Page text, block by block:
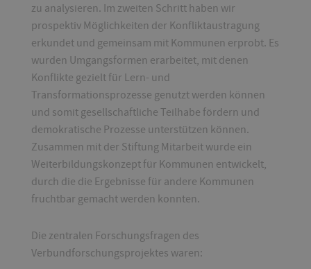
zu analysieren. Im zweiten Schritt haben wir
prospektiv Möglichkeiten der Konfliktaustragung
erkundet und gemeinsam mit Kommunen erprobt. Es
wurden Umgangsformen erarbeitet, mit denen
Konflikte gezielt für Lern- und
Transformationsprozesse genutzt werden können
und somit gesellschaftliche Teilhabe fördern und
demokratische Prozesse unterstützen können.
Zusammen mit der Stiftung Mitarbeit wurde ein
Weiterbildungskonzept für Kommunen entwickelt,
durch die die Ergebnisse für andere Kommunen
fruchtbar gemacht werden konnten.
Die zentralen Forschungsfragen des
Verbundforschungsprojektes waren: